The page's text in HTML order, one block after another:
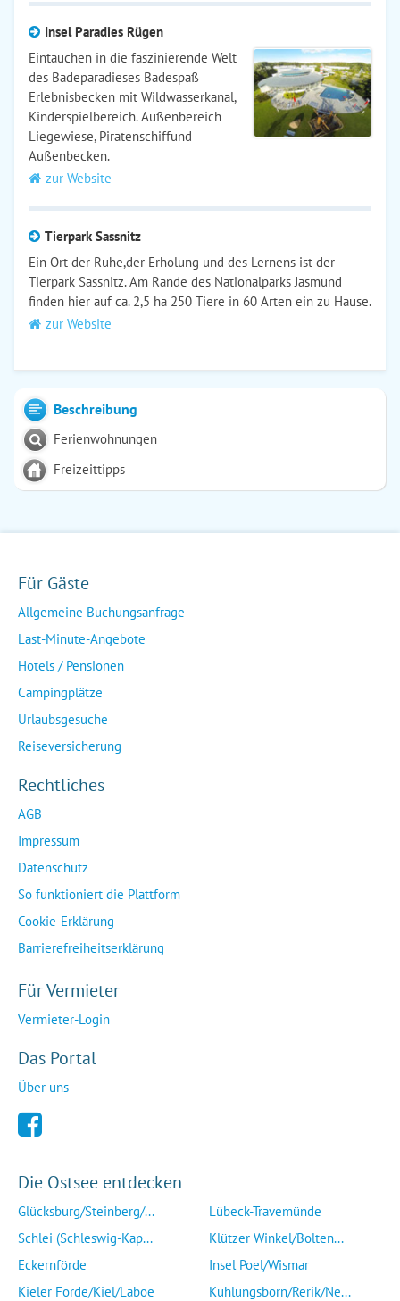
Insel Paradies Rügen
Eintauchen in die faszinierende Welt
des Badeparadieses Badespaß
Erlebnisbecken mit Wildwasserkanal,
Kinderspielbereich. Außenbereich
Liegewiese, Piratenschiffund
Außenbecken.
zur Website
Tierpark Sassnitz
Ein Ort der Ruhe,der Erholung und des Lernens ist der
Tierpark Sassnitz. Am Rande des Nationalparks Jasmund
finden hier auf ca. 2,5 ha 250 Tiere in 60 Arten ein zu Hause.
zur Website
Beschreibung
Ferienwohnungen
Freizeittipps
Für Gäste
Allgemeine Buchungsanfrage
Last-Minute-Angebote
Hotels / Pensionen
Campingplätze
Urlaubsgesuche
Reiseversicherung
Rechtliches
AGB
Impressum
Datenschutz
So funktioniert die Plattform
Cookie-Erklärung
Barrierefreiheitserklärung
Für Vermieter
Vermieter-Login
Das Portal
Über uns
Die Ostsee entdecken
Glücksburg/Steinberg/...
Schlei (Schleswig-Kap...
Eckernförde
Kieler Förde/Kiel/Laboe
Lübeck-Travemünde
Klützer Winkel/Bolten...
Insel Poel/Wismar
Kühlungsborn/Rerik/Ne...